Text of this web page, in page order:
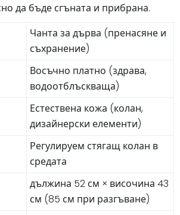
да бъде сгъната и прибрана.
Чанта за дърва (пренасяне и
съхранение)
Восъчно платно (здрава,
водоотблъскваща)
Естествена кожа (колан,
дизайнерски елементи)
Регулируем стягащ колан в
средата
дължина 52 см × височина 43
см (85 см при разгъване)